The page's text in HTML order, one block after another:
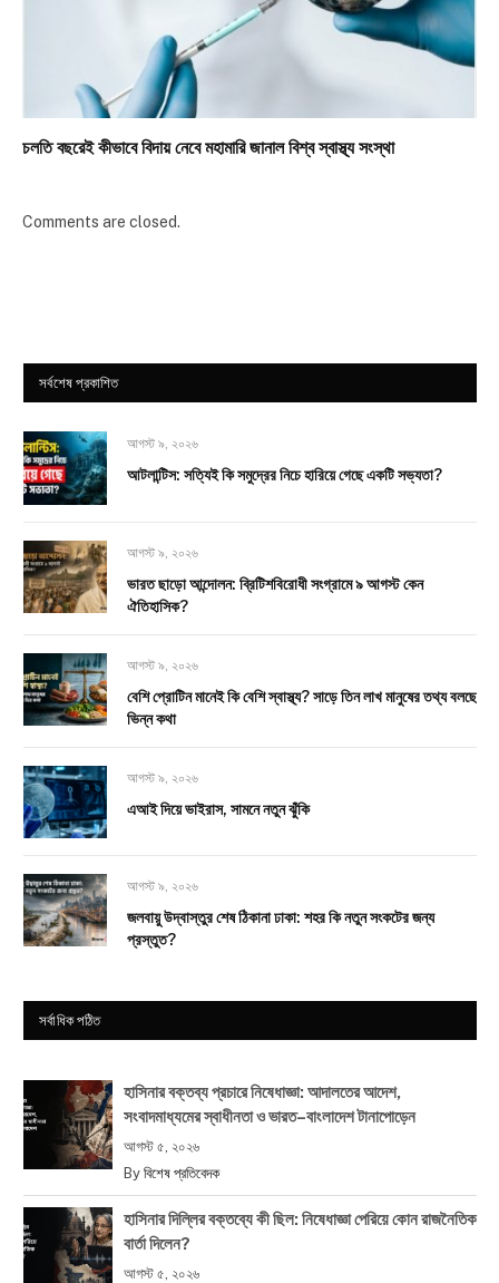
চলতি বছরেই কীভাবে বিদায় নেবে মহামারি জানাল বিশ্ব স্বাস্থ্য সংস্থা
Comments are closed.
সর্বশেষ প্রকাশিত
আগস্ট ৯, ২০২৬
আটলান্টিস: সত্যিই কি সমুদ্রের নিচে হারিয়ে গেছে একটি সভ্যতা?
আগস্ট ৯, ২০২৬
ভারত ছাড়ো আন্দোলন: ব্রিটিশবিরোধী সংগ্রামে ৯ আগস্ট কেন
ঐতিহাসিক?
আগস্ট ৯, ২০২৬
বেশি প্রোটিন মানেই কি বেশি স্বাস্থ্য? সাড়ে তিন লাখ মানুষের তথ্য বলছে
ভিন্ন কথা
আগস্ট ৯, ২০২৬
এআই দিয়ে ভাইরাস, সামনে নতুন ঝুঁকি
আগস্ট ৯, ২০২৬
জলবায়ু উদ্বাস্তুর শেষ ঠিকানা ঢাকা: শহর কি নতুন সংকটের জন্য
প্রস্তুত?
সর্বাধিক পঠিত
হাসিনার বক্তব্য প্রচারে নিষেধাজ্ঞা: আদালতের আদেশ,
সংবাদমাধ্যমের স্বাধীনতা ও ভারত–বাংলাদেশ টানাপোড়েন
আগস্ট ৫, ২০২৬
By বিশেষ প্রতিবেদক
হাসিনার দিল্লির বক্তব্যে কী ছিল: নিষেধাজ্ঞা পেরিয়ে কোন রাজনৈতিক
বার্তা দিলেন?
আগস্ট ৫, ২০২৬